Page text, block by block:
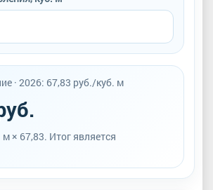
· 2026: 67,83 руб./куб. м
м × 67,83. Итог является